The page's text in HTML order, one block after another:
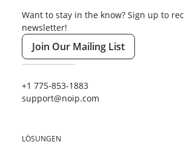
Want to stay in the know? Sign up to
newsletter!
Join Our Mailing List
+1 775-853-1883
support@noip.com
LÖSUNGEN